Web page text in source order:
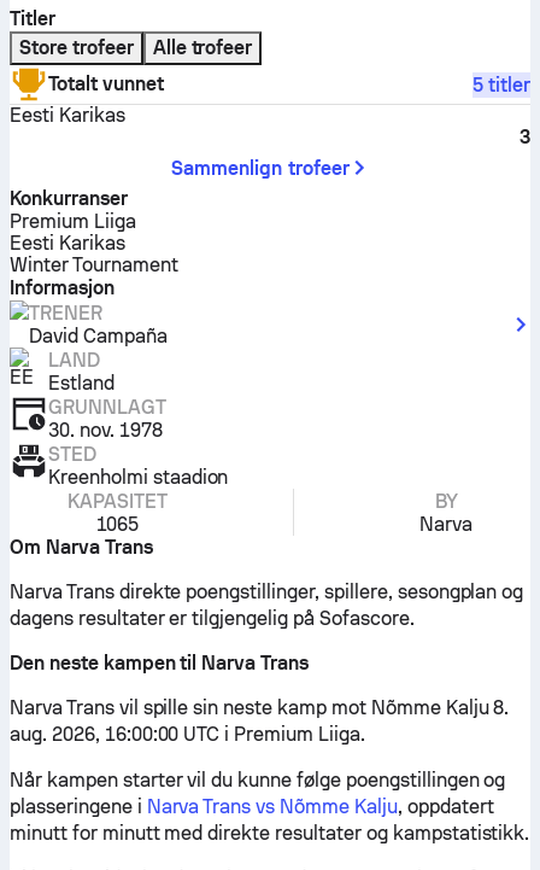
Titler
Store trofeer
Alle trofeer
Totalt vunnet
5 titler
Eesti Karikas
3
Sammenlign trofeer
Konkurranser
Premium Liiga
Eesti Karikas
Winter Tournament
Informasjon
TRENER
David Campaña
LAND
Estland
GRUNNLAGT
30. nov. 1978
STED
Kreenholmi staadion
KAPASITET
1065
BY
Narva
Om Narva Trans
Narva Trans direkte poengstillinger, spillere, sesongplan og
dagens resultater er tilgjengelig på Sofascore.
Den neste kampen til Narva Trans
Narva Trans vil spille sin neste kamp mot Nõmme Kalju 8.
aug. 2026, 16:00:00 UTC i Premium Liiga.
Når kampen starter vil du kunne følge poengstillingen og
plasseringene i Narva Trans vs Nõmme Kalju, oppdatert
minutt for minutt med direkte resultater og kampstatistikk.